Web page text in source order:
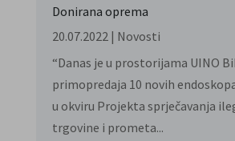
Donirana oprema
20.07.2022 | Novosti
“Danas je u prostorijama UINO
primopredaja 10 novih
u okviru Projekta sprječavanja
trgovine i prometa...